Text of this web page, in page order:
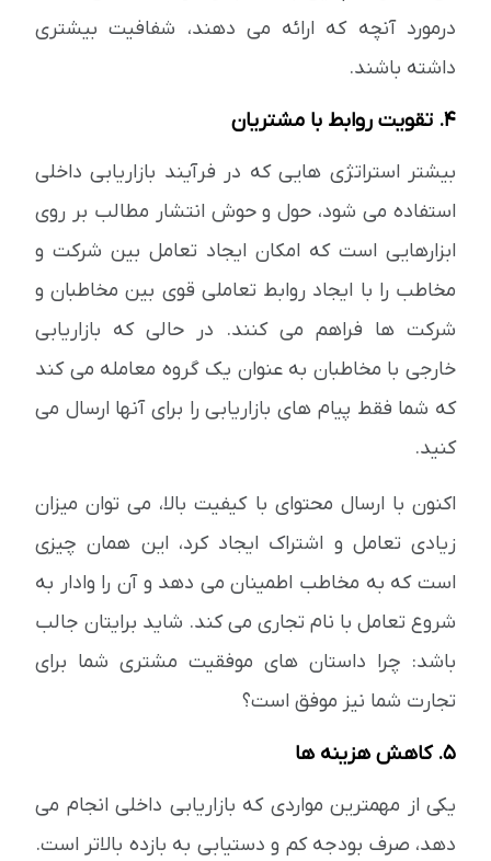
درمورد آنچه که ارائه می دهند، شفافیت بیشتری
داشته باشند.
4. تقویت روابط با مشتریان
بیشتر استراتژی هایی که در فرآیند بازاریابی داخلی
استفاده می شود، حول و حوش انتشار مطالب بر روی
ابزارهایی است که امکان ایجاد تعامل بین شرکت و
مخاطب را با ایجاد روابط تعاملی قوی بین مخاطبان و
شرکت ها فراهم می کنند. در حالی که بازاریابی
خارجی با مخاطبان به عنوان یک گروه معامله می کند
که شما فقط پیام های بازاریابی را برای آنها ارسال می
کنید.
اکنون با ارسال محتوای با کیفیت بالا، می توان میزان
زیادی تعامل و اشتراک ایجاد کرد، این همان چیزی
است که به مخاطب اطمینان می دهد و آن را وادار به
شروع تعامل با نام تجاری می کند. شاید برایتان جالب
باشد: چرا داستان های موفقیت مشتری شما برای
تجارت شما نیز موفق است؟
5. کاهش هزینه ها
یکی از مهمترین مواردی که بازاریابی داخلی انجام می
دهد، صرف بودجه کم و دستیابی به بازده بالاتر است.